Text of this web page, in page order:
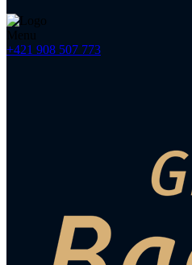
Menu
+421 908 507 773